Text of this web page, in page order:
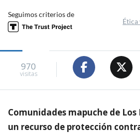
Seguimos criterios de
Ética
970
visitas
Comunidades mapuche de
un recurso de protección